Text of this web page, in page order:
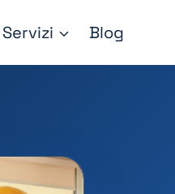
Servizi Blog